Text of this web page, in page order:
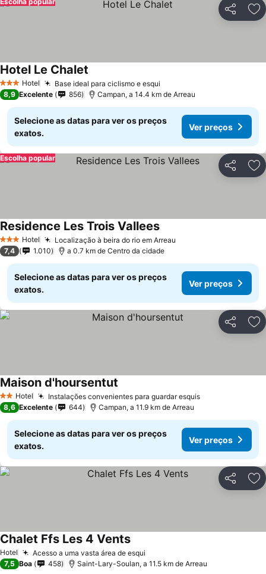
Partilhar
3 EstrelasHotel Base ideal para ciclismo e esqui
Hotel Le Chalet
8,9 Excelente 856 Campan, a 14.4 km de Arreau
Selecione as datas para ver os preços
exatos.
Ver preços
Partilhar
Escolha popular
3 EstrelasHotel Localização à beira do rio em Arreau
Residence Les Trois Vallees
7,4 1.010 a 0.7 km de Centro da cidade
Selecione as datas para ver os preços
exatos.
Ver preços
Partilhar
2 Estrelas
Hotel Instalações convenientes para guardar esquis
Maison d'hoursentut
8,6 Excelente 644 Campan, a 11.9 km de Arreau
Selecione as datas para ver os preços
exatos.
Ver preços
Partilhar
Hotel Acesso a uma vasta área de esqui
Chalet Ffs Les 4 Vents
7,5 Boa 458 Saint-Lary-Soulan, a 11.5 km de Arreau